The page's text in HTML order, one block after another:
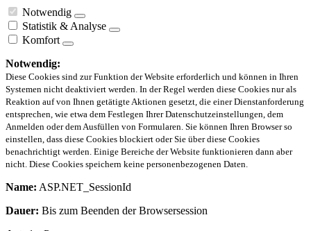
Notwendig
Statistik & Analyse
Komfort
Notwendig:
Diese Cookies sind zur Funktion der Website erforderlich und können in Ihren
Systemen nicht deaktiviert werden. In der Regel werden diese Cookies nur als
Reaktion auf von Ihnen getätigte Aktionen gesetzt, die einer Dienstanforderung
entsprechen, wie etwa dem Festlegen Ihrer Datenschutzeinstellungen, dem
Anmelden oder dem Ausfüllen von Formularen. Sie können Ihren Browser so
einstellen, dass diese Cookies blockiert oder Sie über diese Cookies
benachrichtigt werden. Einige Bereiche der Website funktionieren dann aber
nicht. Diese Cookies speichern keine personenbezogenen Daten.
Name: ASP.NET_SessionId
Dauer: Bis zum Beenden der Browsersession